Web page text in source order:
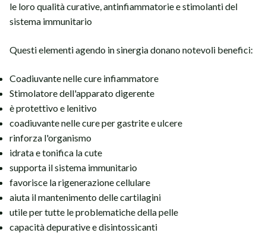
le loro qualità curative, antinfiammatorie e stimolanti del
sistema immunitario
Questi elementi agendo in sinergia donano notevoli benefici:
Coadiuvante nelle cure infiammatore
Stimolatore dell'apparato digerente
è protettivo e lenitivo
coadiuvante nelle cure per gastrite e ulcere
rinforza l'organismo
idrata e tonifica la cute
supporta il sistema immunitario
favorisce la rigenerazione cellulare
aiuta il mantenimento delle cartilagini
utile per tutte le problematiche della pelle
capacità depurative e disintossicanti